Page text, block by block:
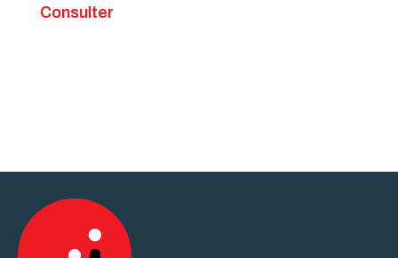
Consulter